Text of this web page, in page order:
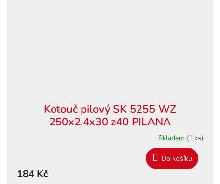
Kotouč pilový SK 5255 WZ
250x2,4x30 z40 PILANA
Skladem (1 ks)
184 Kč
Do košíku